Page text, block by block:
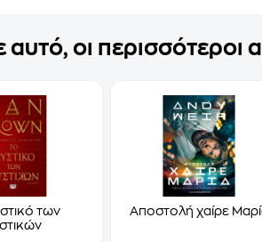
αυτό, οι περισσότεροι
των
Αποστολή χαίρε